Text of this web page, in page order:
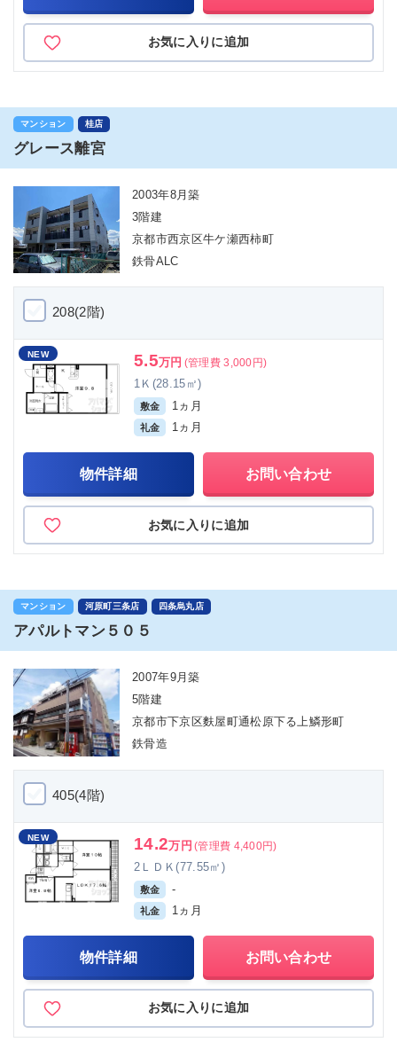
お気に入りに追加
マンション 桂店
グレース離宮
2003年8月築
3階建
京都市西京区牛ケ瀬西柿町
鉄骨ALC
208(2階)
NEW 5.5万円 (管理費 3,000円)
1Ｋ(28.15㎡)
敷金 1ヵ月
礼金 1ヵ月
物件詳細 お問い合わせ
お気に入りに追加
マンション 河原町三条店 四条烏丸店
アパルトマン５０５
2007年9月築
5階建
京都市下京区麩屋町通松原下る上鱗形町
鉄骨造
405(4階)
NEW 14.2万円 (管理費 4,400円)
2ＬＤＫ(77.55㎡)
敷金 -
礼金 1ヵ月
物件詳細 お問い合わせ
お気に入りに追加